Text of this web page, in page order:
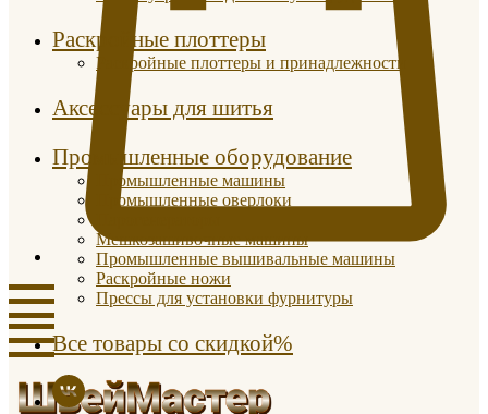
Раскройные плоттеры
Раскройные плоттеры и принадлежности
Аксессуары для шитья
Промышленные оборудование
Промышленные машины
Промышленные оверлоки
Мешкозашивочные машины
Промышленные вышивальные машины
Раскройные ножи
Прессы для установки фурнитуры
Все товары со скидкой%